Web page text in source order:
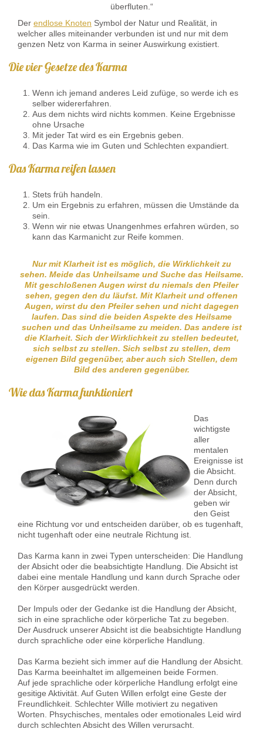
überfluten.“
Der endlose Knoten Symbol der Natur und Realität, in
welcher alles miteinander verbunden ist und nur mit dem
genzen Netz von Karma in seiner Auswirkung existiert.
Die vier Gesetze des Karma
Wenn ich jemand anderes Leid zufüge, so werde ich es
selber widererfahren.
Aus dem nichts wird nichts kommen. Keine Ergebnisse
ohne Ursache
Mit jeder Tat wird es ein Ergebnis geben.
Das Karma wie im Guten und Schlechten expandiert.
Das Karma reifen lassen
Stets früh handeln.
Um ein Ergebnis zu erfahren, müssen die Umstände da
sein.
Wenn wir nie etwas Unangenhmes erfahren würden, so
kann das Karmanicht zur Reife kommen.
Nur mit Klarheit ist es möglich, die Wirklichkeit zu
sehen. Meide das Unheilsame und Suche das Heilsame.
Mit geschloßenen Augen wirst du niemals den Pfeiler
sehen, gegen den du läufst. Mit Klarheit und offenen
Augen, wirst du den Pfeiler sehen und nicht dagegen
laufen. Das sind die beiden Aspekte des Heilsame
suchen und das Unheilsame zu meiden. Das andere ist
die Klarheit. Sich der Wirklichkeit zu stellen bedeutet,
sich selbst zu stellen. Sich selbst zu stellen, dem
eigenen Bild gegenüber, aber auch sich Stellen, dem
Bild des anderen gegenüber.
Wie das Karma funktioniert
Das
wichtigste
aller
mentalen
Ereignisse ist
die Absicht.
Denn durch
der Absicht,
geben wir
den Geist
eine Richtung vor und entscheiden darüber, ob es tugenhaft,
nicht tugenhaft oder eine neutrale Richtung ist.
Das Karma kann in zwei Typen unterscheiden: Die Handlung
der Absicht oder die beabsichtigte Handlung. Die Absicht ist
dabei eine mentale Handlung und kann durch Sprache oder
den Körper ausgedrückt werden.
Der Impuls oder der Gedanke ist die Handlung der Absicht,
sich in eine sprachliche oder körperliche Tat zu begeben.
Der Ausdruck unserer Absicht ist die beabsichtigte Handlung
durch sprachliche oder eine körperliche Handlung.
Das Karma bezieht sich immer auf die Handlung der Absicht.
Das Karma beeinhaltet im allgemeinen beide Formen.
Auf jede sprachliche oder körperliche Handlung erfolgt eine
gesitige Aktivität. Auf Guten Willen erfolgt eine Geste der
Freundlichkeit. Schlechter Wille motiviert zu negativen
Worten. Phsychisches, mentales oder emotionales Leid wird
durch schlechten Absicht des Willen verursacht.